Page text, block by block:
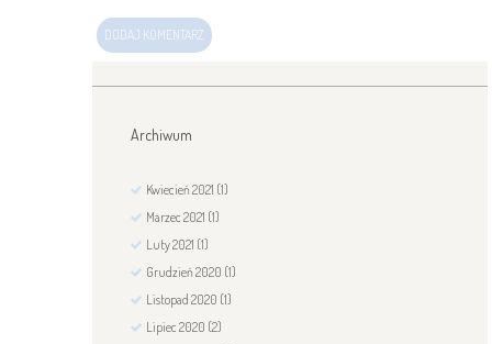
Archiwum
Kwiecień2021 (1)
Marzec2021 (1)
Luty2021 (1)
Grudzień2020 (1)
Listopad2020 (1)
Lipiec2020 (2)